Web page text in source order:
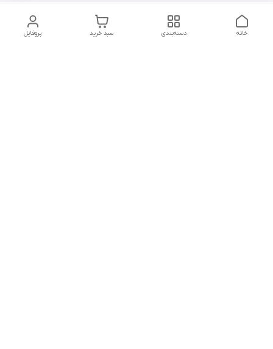
پروفایل سبد خرید دسته‌بندی خانه